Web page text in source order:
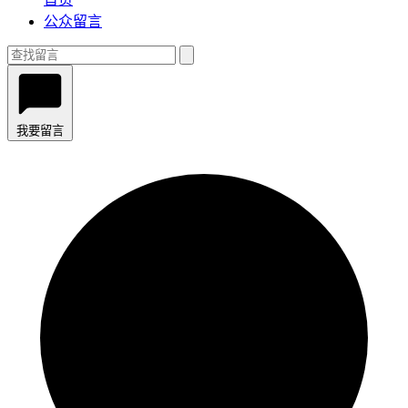
公众留言
我要留言